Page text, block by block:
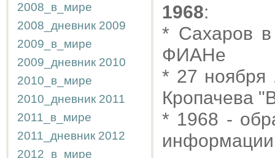
2008_в_мире
2008_дневник 2009
2009_в_мире
2009_дневник 2010
2010_в_мире
2010_дневник 2011
2011_в_мире
2011_дневник 2012
2012_в_мире
1968:
* Сахаров в
ФИАНе
* 27
Кропачева
* 1968 -